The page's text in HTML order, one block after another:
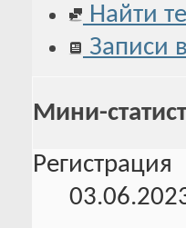
Найти
Записи
Мини-
Регистрация